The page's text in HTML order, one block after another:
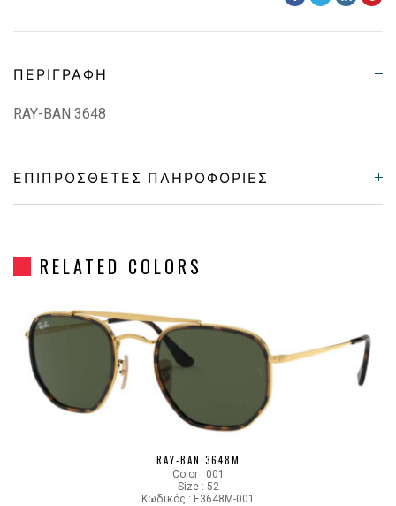
ΠΕΡΙΓΡΑΦΉ
RAY-BAN 3648
ΕΠΙΠΡΌΣΘΕΤΕΣ ΠΛΗΡΟΦΟΡΊΕΣ
Gender Unisex
Material Μεταλλικό
Color GOLD
Lens Color GRADIENT BLUE
001/3F
RELATED COLORS
RAY-BAN 3648M
Color : 001
Size : 52
Κωδικός : E3648M-001